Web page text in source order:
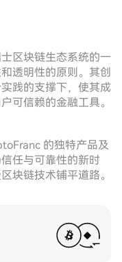
区块链生态系统的一
透明性的原则。其创
践的支撑下，使其成
可信赖的金融工具。
的独特产品及
任与可靠性的新时
块链技术铺平道路。